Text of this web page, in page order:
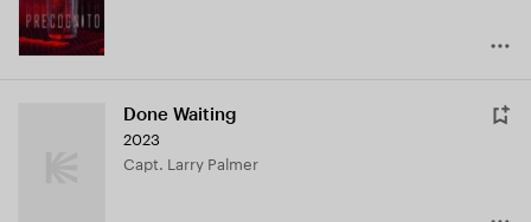
Done Waiting
2023
Capt. Larry Palmer